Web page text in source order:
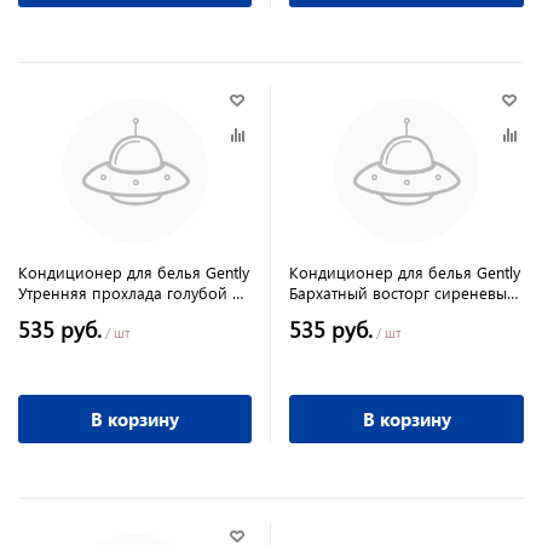
Кондиционер для белья Gently
Утренняя прохлада голубой 5
535 руб. / шт
В корзину
Кондиционер для белья Gently
Бархатный восторг сиреневый
535 руб. / шт
В корзину